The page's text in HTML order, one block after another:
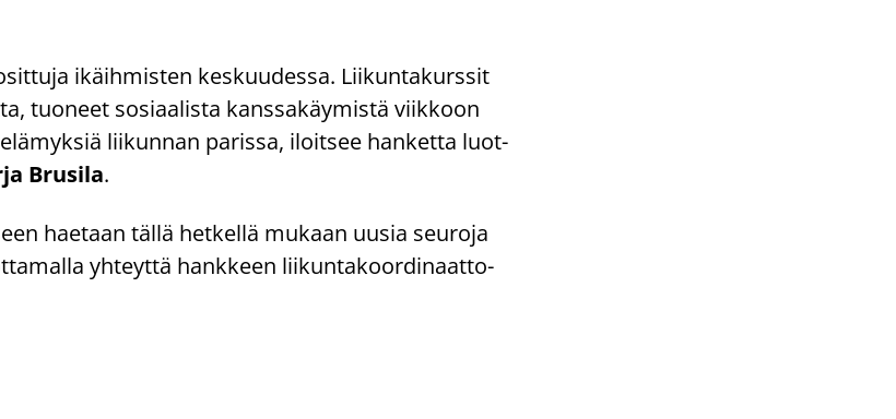
ikäih­mis­ten kes­kuu­des­sa. Lii­kun­ta­kurs­sit
tuo­neet so­si­aa­lis­ta kans­sa­käy­mis­tä viik­koon
lii­kun­nan pa­ris­sa, iloit­see han­ket­ta luot­
Brusi­la.
hae­taan tällä het­kel­lä mu­kaan uusia seu­ro­ja
yh­teyt­tä hank­keen lii­kun­ta­koor­di­naat­to­